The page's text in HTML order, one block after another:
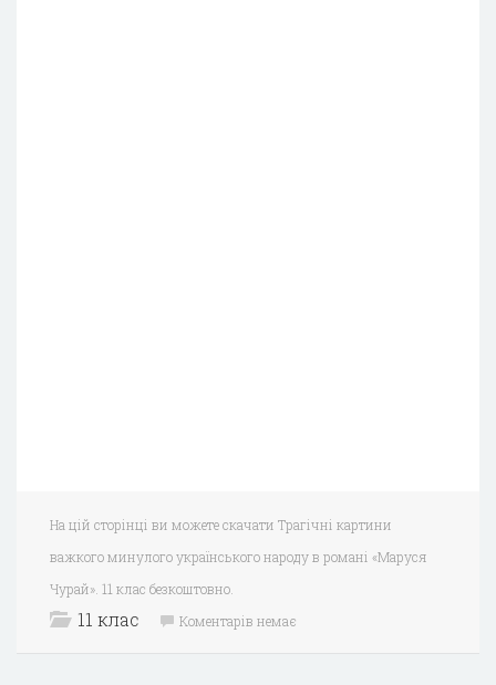
На цій сторінці ви можете скачати Трагічні картини
важкого минулого українського народу в романі «Маруся
Чурай». 11 клас безкоштовно.
11 клас Коментарів немає